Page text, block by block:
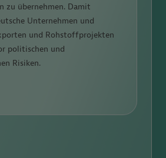
zu übernehmen. Damit
Unternehmen und
und Rohstoffprojekten
politischen und
Risiken.